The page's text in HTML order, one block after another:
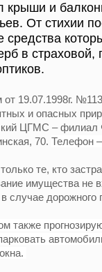
крыши и
От стихии
в страховой,
19.07.1998г.
и опасных
ЦГМС –
70. Телефон
те, кто
имущества не
случае
также